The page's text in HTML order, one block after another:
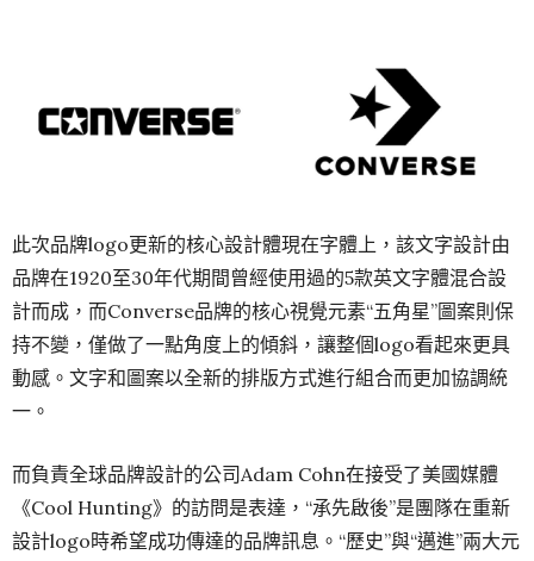
此次品牌logo更新的核心設計體現在字體上，該文字設計由
品牌在1920至30年代期間曾經使用過的5款英文字體混合設
計而成，而Converse品牌的核心視覺元素“五角星”圖案則保
持不變，僅做了一點角度上的傾斜，讓整個logo看起來更具
動感。文字和圖案以全新的排版方式進行組合而更加協調統
一。
而負責全球品牌設計的公司Adam Cohn在接受了美國媒體
《Cool Hunting》的訪問是表達，“承先啟後”是團隊在重新
設計logo時希望成功傳達的品牌訊息。“歷史”與“邁進”兩大元